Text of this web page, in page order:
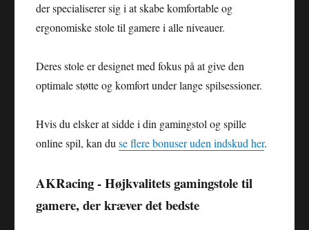
der specialiserer sig i at skabe komfortable og
ergonomiske stole til gamere i alle niveauer.
Deres stole er designet med fokus på at give den
optimale støtte og komfort under lange spilsessioner.
Hvis du elsker at sidde i din gamingstol og spille
online spil, kan duse flere bonuser uden indskud her.
AKRacing - Højkvalitets gamingstole til
gamere, der kræver det bedste